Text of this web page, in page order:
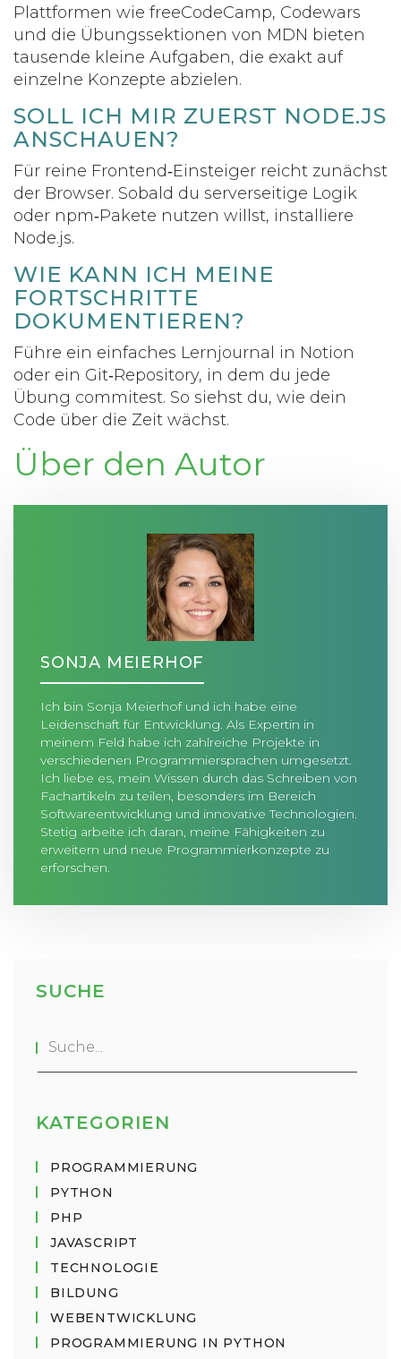
Plattformen wie freeCodeCamp, Codewars
und die Übungssektionen von MDN bieten
tausende kleine Aufgaben, die exakt auf
einzelne Konzepte abzielen.
SOLL ICH MIR ZUERST NODE.JS
ANSCHAUEN?
Für reine Frontend‑Einsteiger reicht zunächst
der Browser. Sobald du serverseitige Logik
oder npm‑Pakete nutzen willst, installiere
Node.js.
WIE KANN ICH MEINE
FORTSCHRITTE
DOKUMENTIEREN?
Führe ein einfaches Lernjournal in Notion
oder ein Git‑Repository, in dem du jede
Übung commitest. So siehst du, wie dein
Code über die Zeit wächst.
Über den Autor
SONJA MEIERHOF
Ich bin Sonja Meierhof und ich habe eine
Leidenschaft für Entwicklung. Als Expertin in
meinem Feld habe ich zahlreiche Projekte in
verschiedenen Programmiersprachen umgesetzt.
Ich liebe es, mein Wissen durch das Schreiben von
Fachartikeln zu teilen, besonders im Bereich
Softwareentwicklung und innovative Technologien.
Stetig arbeite ich daran, meine Fähigkeiten zu
erweitern und neue Programmierkonzepte zu
erforschen.
SUCHE
KATEGORIEN
PROGRAMMIERUNG
PYTHON
PHP
JAVASCRIPT
TECHNOLOGIE
BILDUNG
WEBENTWICKLUNG
PROGRAMMIERUNG IN PYTHON